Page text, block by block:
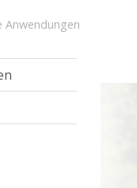
Anwendungen